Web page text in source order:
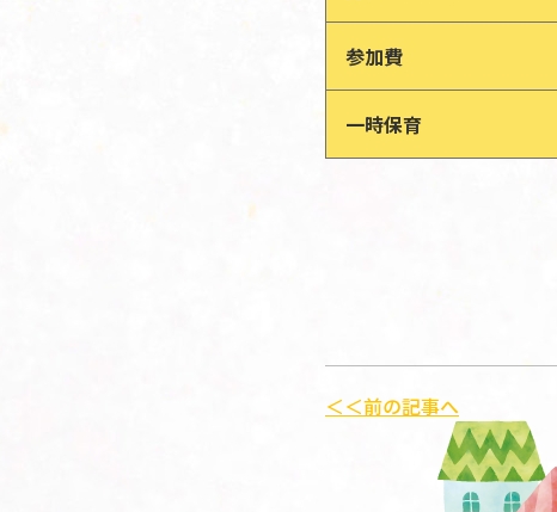
参加費
一時保育
＜＜前の記事へ